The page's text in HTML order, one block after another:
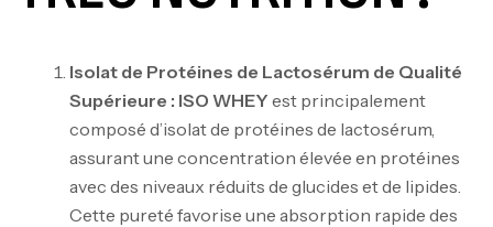
Isolat de Protéines de Lactosérum de Qualité
Supérieure : ISO WHEY est principalement
composé d’isolat de protéines de lactosérum,
assurant une concentration élevée en protéines
avec des niveaux réduits de glucides et de lipides.
Cette pureté favorise une absorption rapide des